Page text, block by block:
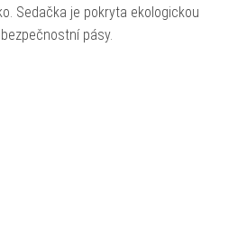
Sedačka je pokryta ekologickou
pásy.